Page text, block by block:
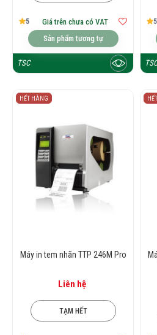
5
Giá trên chưa có VAT
Sản phẩm tương tự
TSC
5
TSC
HẾT HÀNG
Máy in tem nhãn TTP 246M Pro
Liên hệ
TẠM HẾT